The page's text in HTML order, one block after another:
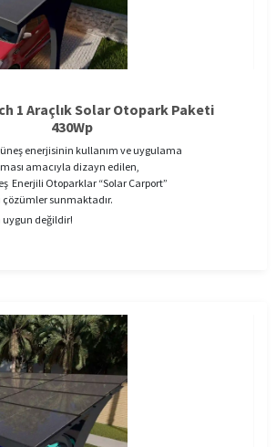
1 Araçlık Solar Otopark Paketi
430Wp
enerjisinin kullanım ve uygulama
amacıyla dizayn edilen,
Enerjili Otoparklar “Solar Carport”
çözümler sunmaktadır.
uygun değildir!